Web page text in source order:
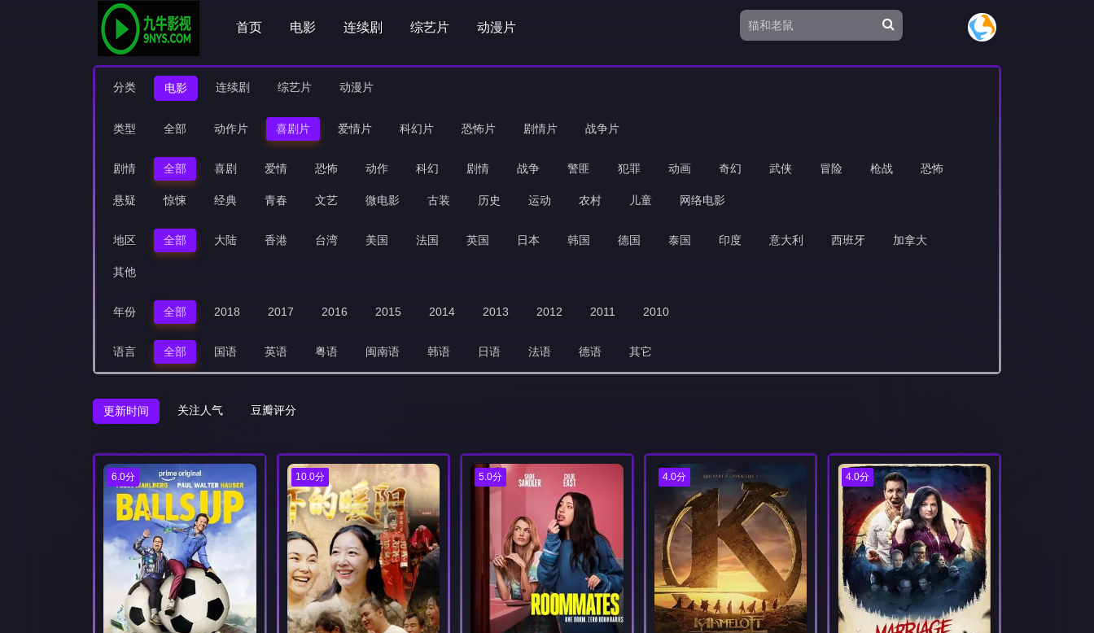
首页 电影 连续剧 综艺片 动漫片
分类 电影 连续剧 综艺片 动漫片
类型 全部 动作片 喜剧片 爱情片 科幻片 恐怖片 剧情片 战争片
剧情 全部 喜剧 爱情 恐怖 动作 科幻 剧情 战争 警匪 犯罪 动画 奇幻 武侠 冒险 枪战 恐怖
悬疑 惊悚 经典 青春 文艺 微电影 古装 历史 运动 农村 儿童 网络电影
地区 全部 大陆 香港 台湾 美国 法国 英国 日本 韩国 德国 泰国 印度 意大利 西班牙 加拿大
其他
年份 全部 2018 2017 2016 2015 2014 2013 2012 2011 2010
语言 全部 国语 英语 粤语 闽南语 韩语 日语 法语 德语 其它
更新时间 关注人气 豆瓣评分
6.0分 10.0分 5.0分 4.0分 4.0分